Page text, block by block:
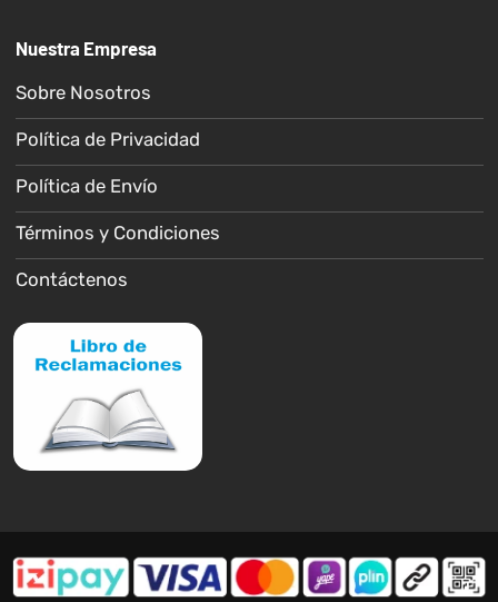
Nuestra Empresa
Sobre Nosotros
Política de Privacidad
Política de Envío
Términos y Condiciones
Contáctenos